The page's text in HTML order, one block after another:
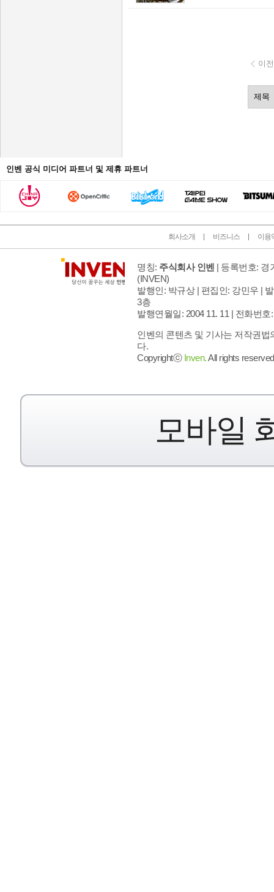
이전
인벤 공식 미디어 파트너 및 제휴 파트너
회사소개 비즈니스 이용
명칭: 주식회사 인벤 | 등록번호: 경
(INVEN)
발행인: 박규상 | 편집인: 강민우 |
3층
발행연월일: 2004 11. 11 | 전화번호
인벤의 콘텐츠 및 기사는 저작권
다.
Copyrightⓒ Inven.All rights
모바일